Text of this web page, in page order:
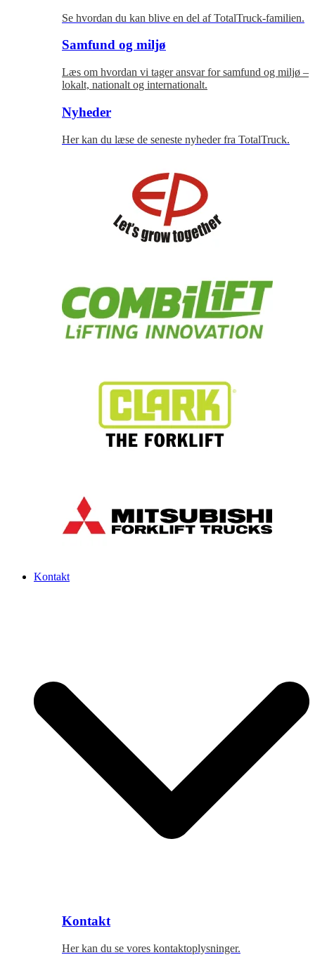
Se hvordan du kan blive en del af TotalTruck-familien.
Samfund og miljø
Læs om hvordan vi tager ansvar for samfund og miljø –
lokalt, nationalt og internationalt.
Nyheder
Her kan du læse de seneste nyheder fra TotalTruck.
Kontakt
Kontakt
Her kan du se vores kontaktoplysninger.